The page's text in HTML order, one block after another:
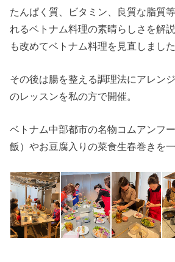
たんぱく質、ビタミン、良質な脂質
れるベトナム料理の素晴らしさを解
も改めてベトナム料理を見直しました
その後は腸を整える調理法にアレン
のレッスンを私の方で開催。
ベトナム中部都市の名物コムアンフ
飯）やお豆腐入りの菜食生春巻きを